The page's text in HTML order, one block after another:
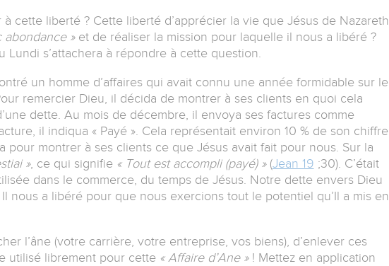
cette liberté ? Cette liberté d’apprécier la vie que Jésus de Nazareth
abondance »et de réaliser la mission pour laquelle il nous a libéré ?
Lundi s’attachera à répondre à cette question.
un homme d’affaires qui avait connu une année formidable sur le
remercier Dieu, il décida de montrer à ses clients en quoi cela
dette. Au mois de décembre, il envoya ses factures comme
il indiqua « Payé ». Cela représentait environ 10 % de son chiffre
pour montrer à ses clients ce que Jésus avait fait pour nous. Sur la
», ce qui signifie « Tout est accompli (payé) »(Jean 19 ;30). C’était
dans le commerce, du temps de Jésus. Notre dette envers Dieu
nous a libéré pour que nous exercions tout le potentiel qu’Il a mis en
l’âne (votre carrière, votre entreprise, vos biens), d’enlever ces
utilisé librement pour cette « Affaire d’Ane »! Mettez en application